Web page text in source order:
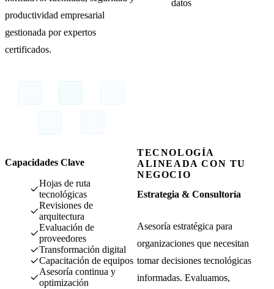
productividad empresarial
gestionada por expertos
certificados.
datos
TECNOLOGÍA
ALINEADA CON TU
NEGOCIO
Estrategia & Consultoría
Asesoría estratégica para
organizaciones que necesitan
tomar decisiones tecnológicas
informadas. Evaluamos,
Capacidades Clave
Hojas de ruta
tecnológicas
Revisiones de
arquitectura
Evaluación de
proveedores
Transformación digital
Capacitación de equipos
Asesoría continua y
optimización